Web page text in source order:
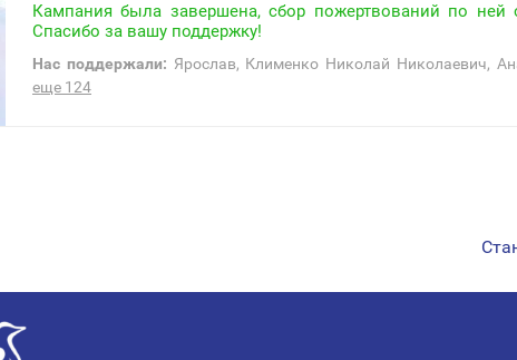
Нас поддержали: Ярослав, Клименко Николай Николаевич,
еще 124
Кампания была завершена, сбор пожертвований по ней
Спасибо за вашу поддержку!